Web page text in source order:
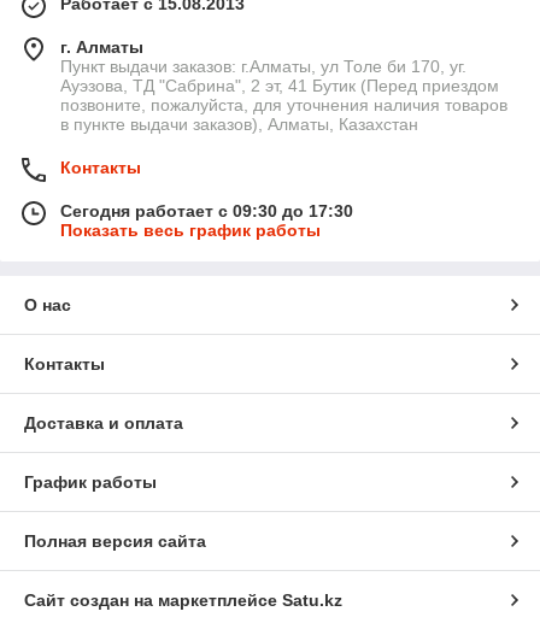
Работает с 15.08.2013
г. Алматы
Пункт выдачи заказов: г.Алматы, ул Толе би 170, уг.
Ауэзова, ТД "Сабрина", 2 эт, 41 Бутик (Перед приездом
позвоните, пожалуйста, для уточнения наличия товаров
в пункте выдачи заказов), Алматы, Казахстан
Контакты
Сегодня работает с 09:30 до 17:30
Показать весь график работы
О нас
Контакты
Доставка и оплата
График работы
Полная версия сайта
Сайт создан на маркетплейсе Satu.kz